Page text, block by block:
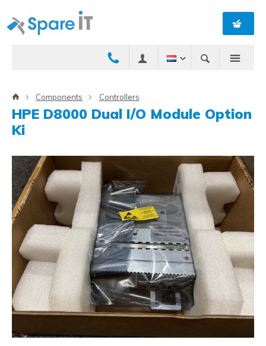
Components Controllers
HPE D8000 Dual I/O Module Option
Ki